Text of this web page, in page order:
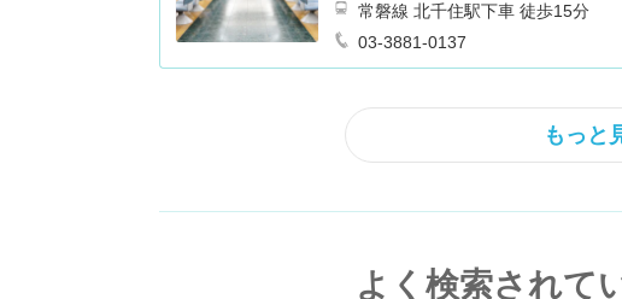
常磐線 北千住駅下車 徒歩15分
03-3881-0137
もっと
よく検索されて